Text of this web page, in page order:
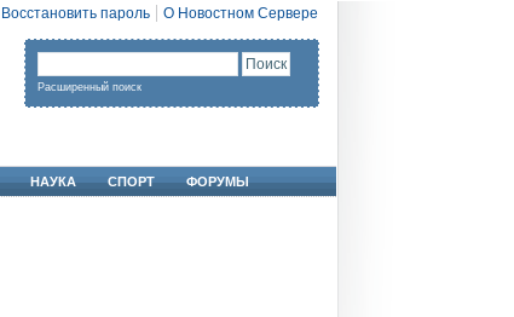
Восстановить пароль О Новостном Сервере
Расширенный поиск
НАУКА СПОРТ ФОРУМЫ